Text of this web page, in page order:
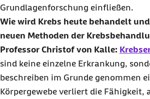
Grundlagenforschung einfließen.
Wie wird Krebs heute behandelt
neuen Methoden der
Professor Christof von Kalle:
sind keine einzelne Erkrankung,
beschreiben im Grunde genommen
Körpergewebe verliert die Fähigkeit,